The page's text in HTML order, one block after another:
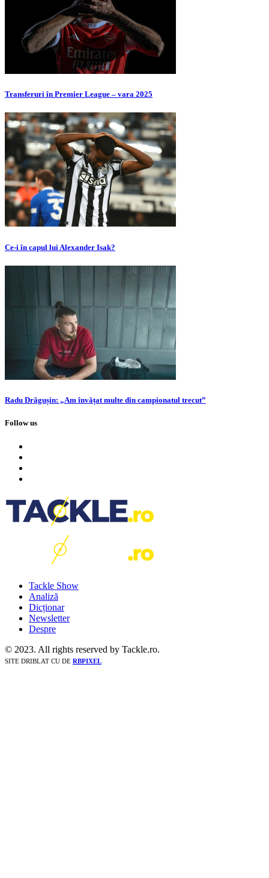
Transferuri în Premier League – vara 2025
Ce-i în capul lui Alexander Isak?
Radu Drăgușin: „Am învățat multe din campionatul trecut”
Follow us
Tackle Show
Analiză
Dicționar
Newsletter
Despre
© 2023. All rights reserved by Tackle.ro.
SITE DRIBLAT CU DE RBPIXEL